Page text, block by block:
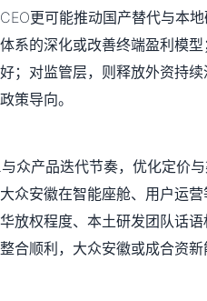
更可能推动国产替代与本
系的深化或改善终端盈利模
；对监管层，则释放外资持
策导向。
众产品迭代节奏，优化定价
众安徽在智能座舱、用户运
放权程度、本土研发团队话
合顺利，大众安徽或成合资